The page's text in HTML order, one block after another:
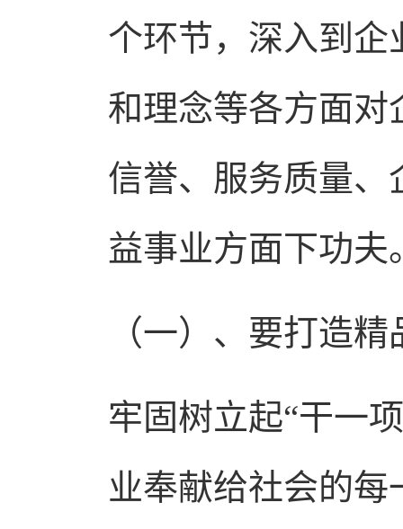
个环节，深入到
和理念等各方面
信誉、服务质量
益事业方面下功
（一）、要打造
牢固树立起“干一
业奉献给社会的